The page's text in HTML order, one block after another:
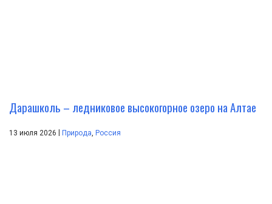
Дарашколь – ледниковое высокогорное озеро на Алтае
13 июля 2026 | Природа Россия